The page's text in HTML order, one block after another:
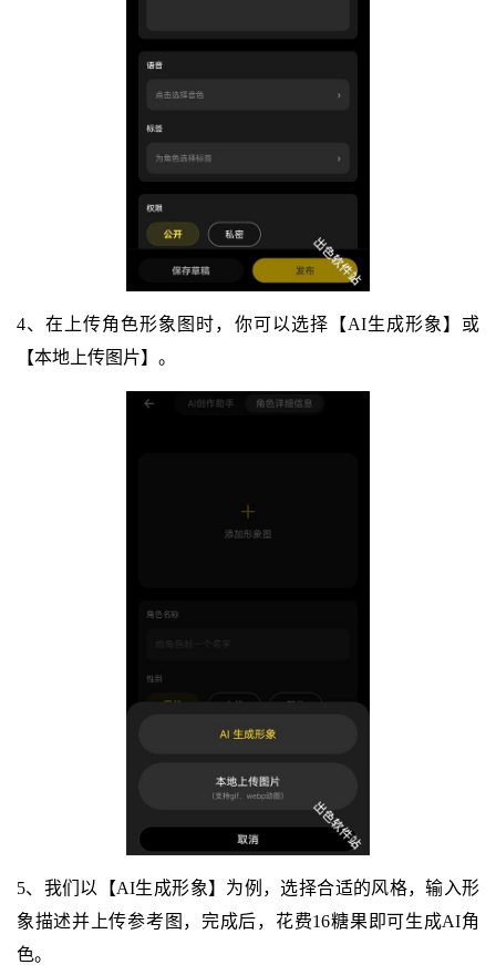
4、在上传角色形象图时，你可以选择【AI生成形象】或
【本地上传图片】。
5、我们以【AI生成形象】为例，选择合适的风格，输入形
象描述并上传参考图，完成后，花费16糖果即可生成AI角
色。